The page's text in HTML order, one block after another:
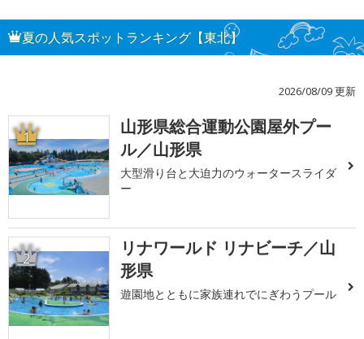
夏の人気スポットランキング【東北】
2026/08/09 更新
1
山形県総合運動公園屋外プー
ル／山形県
大型滑り台と大迫力のウォータースライダ
ー
2
リナワールド リナビーチ／山
形県
遊園地とともに家族連れでにぎわうプール